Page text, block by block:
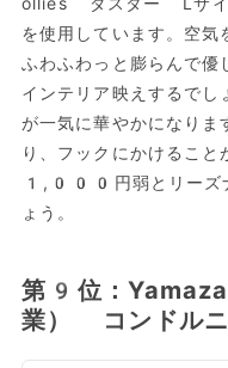
を使用しています。空気
ふわふわっと膨らんで優
インテリア映えするでし
が一気に華やかになりま
り、フックにかけるこ
1,000円弱とリーズナ
ょう。
第9位：
業） コンドル